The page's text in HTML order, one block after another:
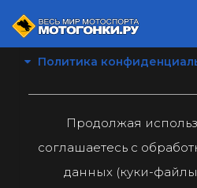
Политика
Продолжая
соглашаетесь с
данных (куки-